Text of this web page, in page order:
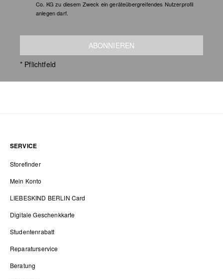
Co. KG zu diesem Zweck ein geräteübergreifendes Nutzerprofil
anlegen darf.
ABONNIEREN
* Pflichtfeld
SERVICE
Storefinder
Mein Konto
LIEBESKIND BERLIN Card
Digitale Geschenkkarte
Studentenrabatt
Reparaturservice
Beratung